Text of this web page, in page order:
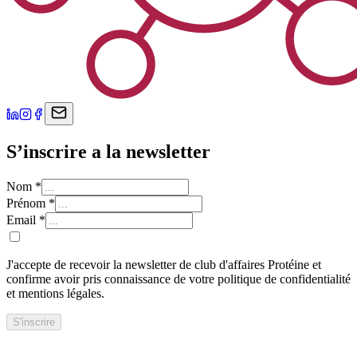
S’inscrire a la newsletter
Nom *
Prénom *
Email *
J'accepte de recevoir la newsletter de club d'affaires Protéine et
confirme avoir pris connaissance de votre politique de confidentialité
et mentions légales.
S'inscrire